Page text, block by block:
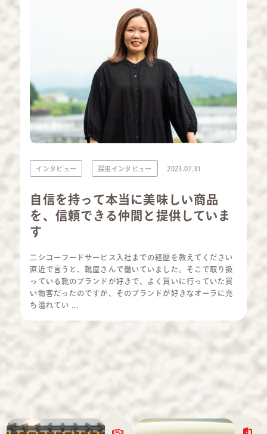
インタビュー 採用インタビュー 2023.07.31
自信を持って本当に美味しい商品
を、信頼できる仲間と提供していま
す
二シコーフードサービス入社までの経歴を教えてください
直近で言うと、靴屋さんで働いていました。そこで取り扱
っている靴のブランドが好きで、よく買いに行っていた買
い物客だったのですが、そのブランドが好きなオーラに充
ち溢れてい ...